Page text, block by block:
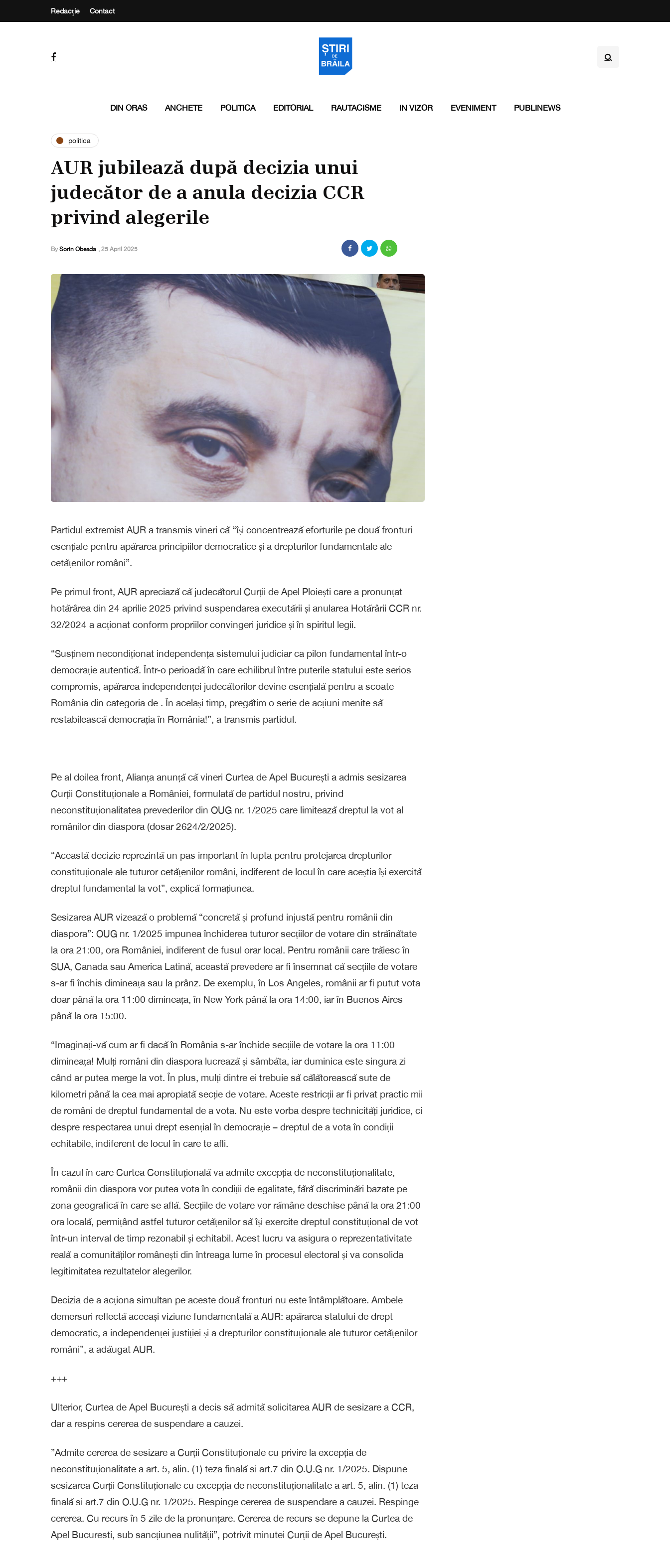
Redacție Contact
DIN ORAS ANCHETE POLITICA EDITORIAL RAUTACISME IN VIZOR EVENIMENT PUBLINEWS
politica
AUR jubilează după decizia unui
judecător de a anula decizia CCR
privind alegerile
By Sorin Obeada , 25 April 2025
Partidul extremist AUR a transmis vineri că “își concentrează eforturile pe două fronturi
esențiale pentru apărarea principiilor democratice și a drepturilor fundamentale ale
cetățenilor români”.
Pe primul front, AUR apreciază că judecătorul Curții de Apel Ploiești care a pronunțat
hotărârea din 24 aprilie 2025 privind suspendarea executării și anularea Hotărârii CCR nr.
32/2024 a acționat conform propriilor convingeri juridice și în spiritul legii.
“Susținem necondiționat independența sistemului judiciar ca pilon fundamental într-o
democrație autentică. Într-o perioadă în care echilibrul între puterile statului este serios
compromis, apărarea independenței judecătorilor devine esențială pentru a scoate
România din categoria de . În același timp, pregătim o serie de acțiuni menite să
restabilească democrația în România!”, a transmis partidul.
Pe al doilea front, Alianța anunță că vineri Curtea de Apel București a admis sesizarea
Curții Constituționale a României, formulată de partidul nostru, privind
neconstituționalitatea prevederilor din OUG nr. 1/2025 care limitează dreptul la vot al
românilor din diaspora (dosar 2624/2/2025).
“Această decizie reprezintă un pas important în lupta pentru protejarea drepturilor
constituționale ale tuturor cetățenilor români, indiferent de locul în care aceștia își exercită
dreptul fundamental la vot”, explică formațiunea.
Sesizarea AUR vizează o problemă “concretă și profund injustă pentru românii din
diaspora”: OUG nr. 1/2025 impunea închiderea tuturor secțiilor de votare din străinătate
la ora 21:00, ora României, indiferent de fusul orar local. Pentru românii care trăiesc în
SUA, Canada sau America Latină, această prevedere ar fi însemnat că secțiile de votare
s-ar fi închis dimineața sau la prânz. De exemplu, în Los Angeles, românii ar fi putut vota
doar până la ora 11:00 dimineața, în New York până la ora 14:00, iar în Buenos Aires
până la ora 15:00.
“Imaginați-vă cum ar fi dacă în România s-ar închide secțiile de votare la ora 11:00
dimineața! Mulți români din diaspora lucrează și sâmbăta, iar duminica este singura zi
când ar putea merge la vot. În plus, mulți dintre ei trebuie să călătorească sute de
kilometri până la cea mai apropiată secție de votare. Aceste restricții ar fi privat practic mii
de români de dreptul fundamental de a vota. Nu este vorba despre technicități juridice, ci
despre respectarea unui drept esențial în democrație – dreptul de a vota în condiții
echitabile, indiferent de locul în care te afli.
În cazul în care Curtea Constituțională va admite excepția de neconstituționalitate,
românii din diaspora vor putea vota în condiții de egalitate, fără discriminări bazate pe
zona geografică în care se află. Secțiile de votare vor rămâne deschise până la ora 21:00
ora locală, permițând astfel tuturor cetățenilor să își exercite dreptul constituțional de vot
într-un interval de timp rezonabil și echitabil. Acest lucru va asigura o reprezentativitate
reală a comunităților românești din întreaga lume în procesul electoral și va consolida
legitimitatea rezultatelor alegerilor.
Decizia de a acționa simultan pe aceste două fronturi nu este întâmplătoare. Ambele
demersuri reflectă aceeași viziune fundamentală a AUR: apărarea statului de drept
democratic, a independenței justiției și a drepturilor constituționale ale tuturor cetățenilor
români”, a adăugat AUR.
+++
Ulterior, Curtea de Apel București a decis să admită solicitarea AUR de sesizare a CCR,
dar a respins cererea de suspendare a cauzei.
”Admite cererea de sesizare a Curții Constituționale cu privire la excepția de
neconstituționalitate a art. 5, alin. (1) teza finală si art.7 din O.U.G nr. 1/2025. Dispune
sesizarea Curții Constituționale cu excepția de neconstituționalitate a art. 5, alin. (1) teza
finală si art.7 din O.U.G nr. 1/2025. Respinge cererea de suspendare a cauzei. Respinge
cererea. Cu recurs în 5 zile de la pronunțare. Cererea de recurs se depune la Curtea de
Apel Bucuresti, sub sancțiunea nulității”, potrivit minutei Curții de Apel București.